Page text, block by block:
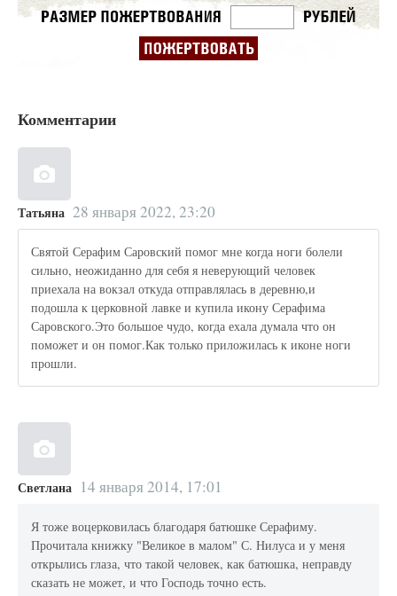
Комментарии
Татьяна 28 января 2022, 23:20
Святой Серафим Саровский помог мне когда ноги болели
сильно, неожиданно для себя я неверующий человек
приехала на вокзал откуда отправлялась в деревню,и
подошла к церковной лавке и купила икону Серафима
Саровского.Это большое чудо, когда ехала думала что он
поможет и он помог.Как только приложилась к иконе ноги
прошли.
Светлана 14 января 2014, 17:01
Я тоже воцерковилась благодаря батюшке Серафиму.
Прочитала книжку "Великое в малом" С. Нилуса и у меня
открылись глаза, что такой человек, как батюшка, неправду
сказать не может, и что Господь точно есть.